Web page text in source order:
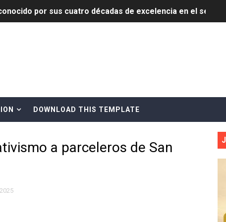
por sus cuatro décadas de excelencia en el sector
de Comunicación Interna y Externa para fortalecer
Tineo y a Yeisy por sus críticas destempladas
desarrollo y fortaleciendo la frontera dominicana
delitos ambientales y recupera terrenos en zonas
encabezan entrega compensación a comerciantes
esperanza y protege el agua mediante Jornada de
galones de combustibles y 46 millones de
DOWNLOAD THIS TEMPLATE
a parceleros de San